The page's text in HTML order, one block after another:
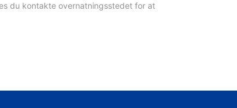
du kontakte overnatningsstedet for at